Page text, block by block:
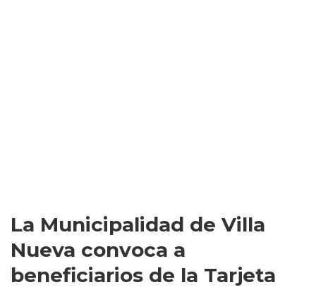
La Municipalidad de Villa
Nueva convoca a
beneficiarios de la Tarjeta